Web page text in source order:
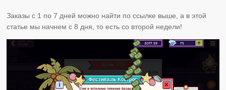
Заказы с 1 по 7 дней можно найти по ссылке выше, а в этой
статье мы начнем с 8 дня, то есть со второй недели!